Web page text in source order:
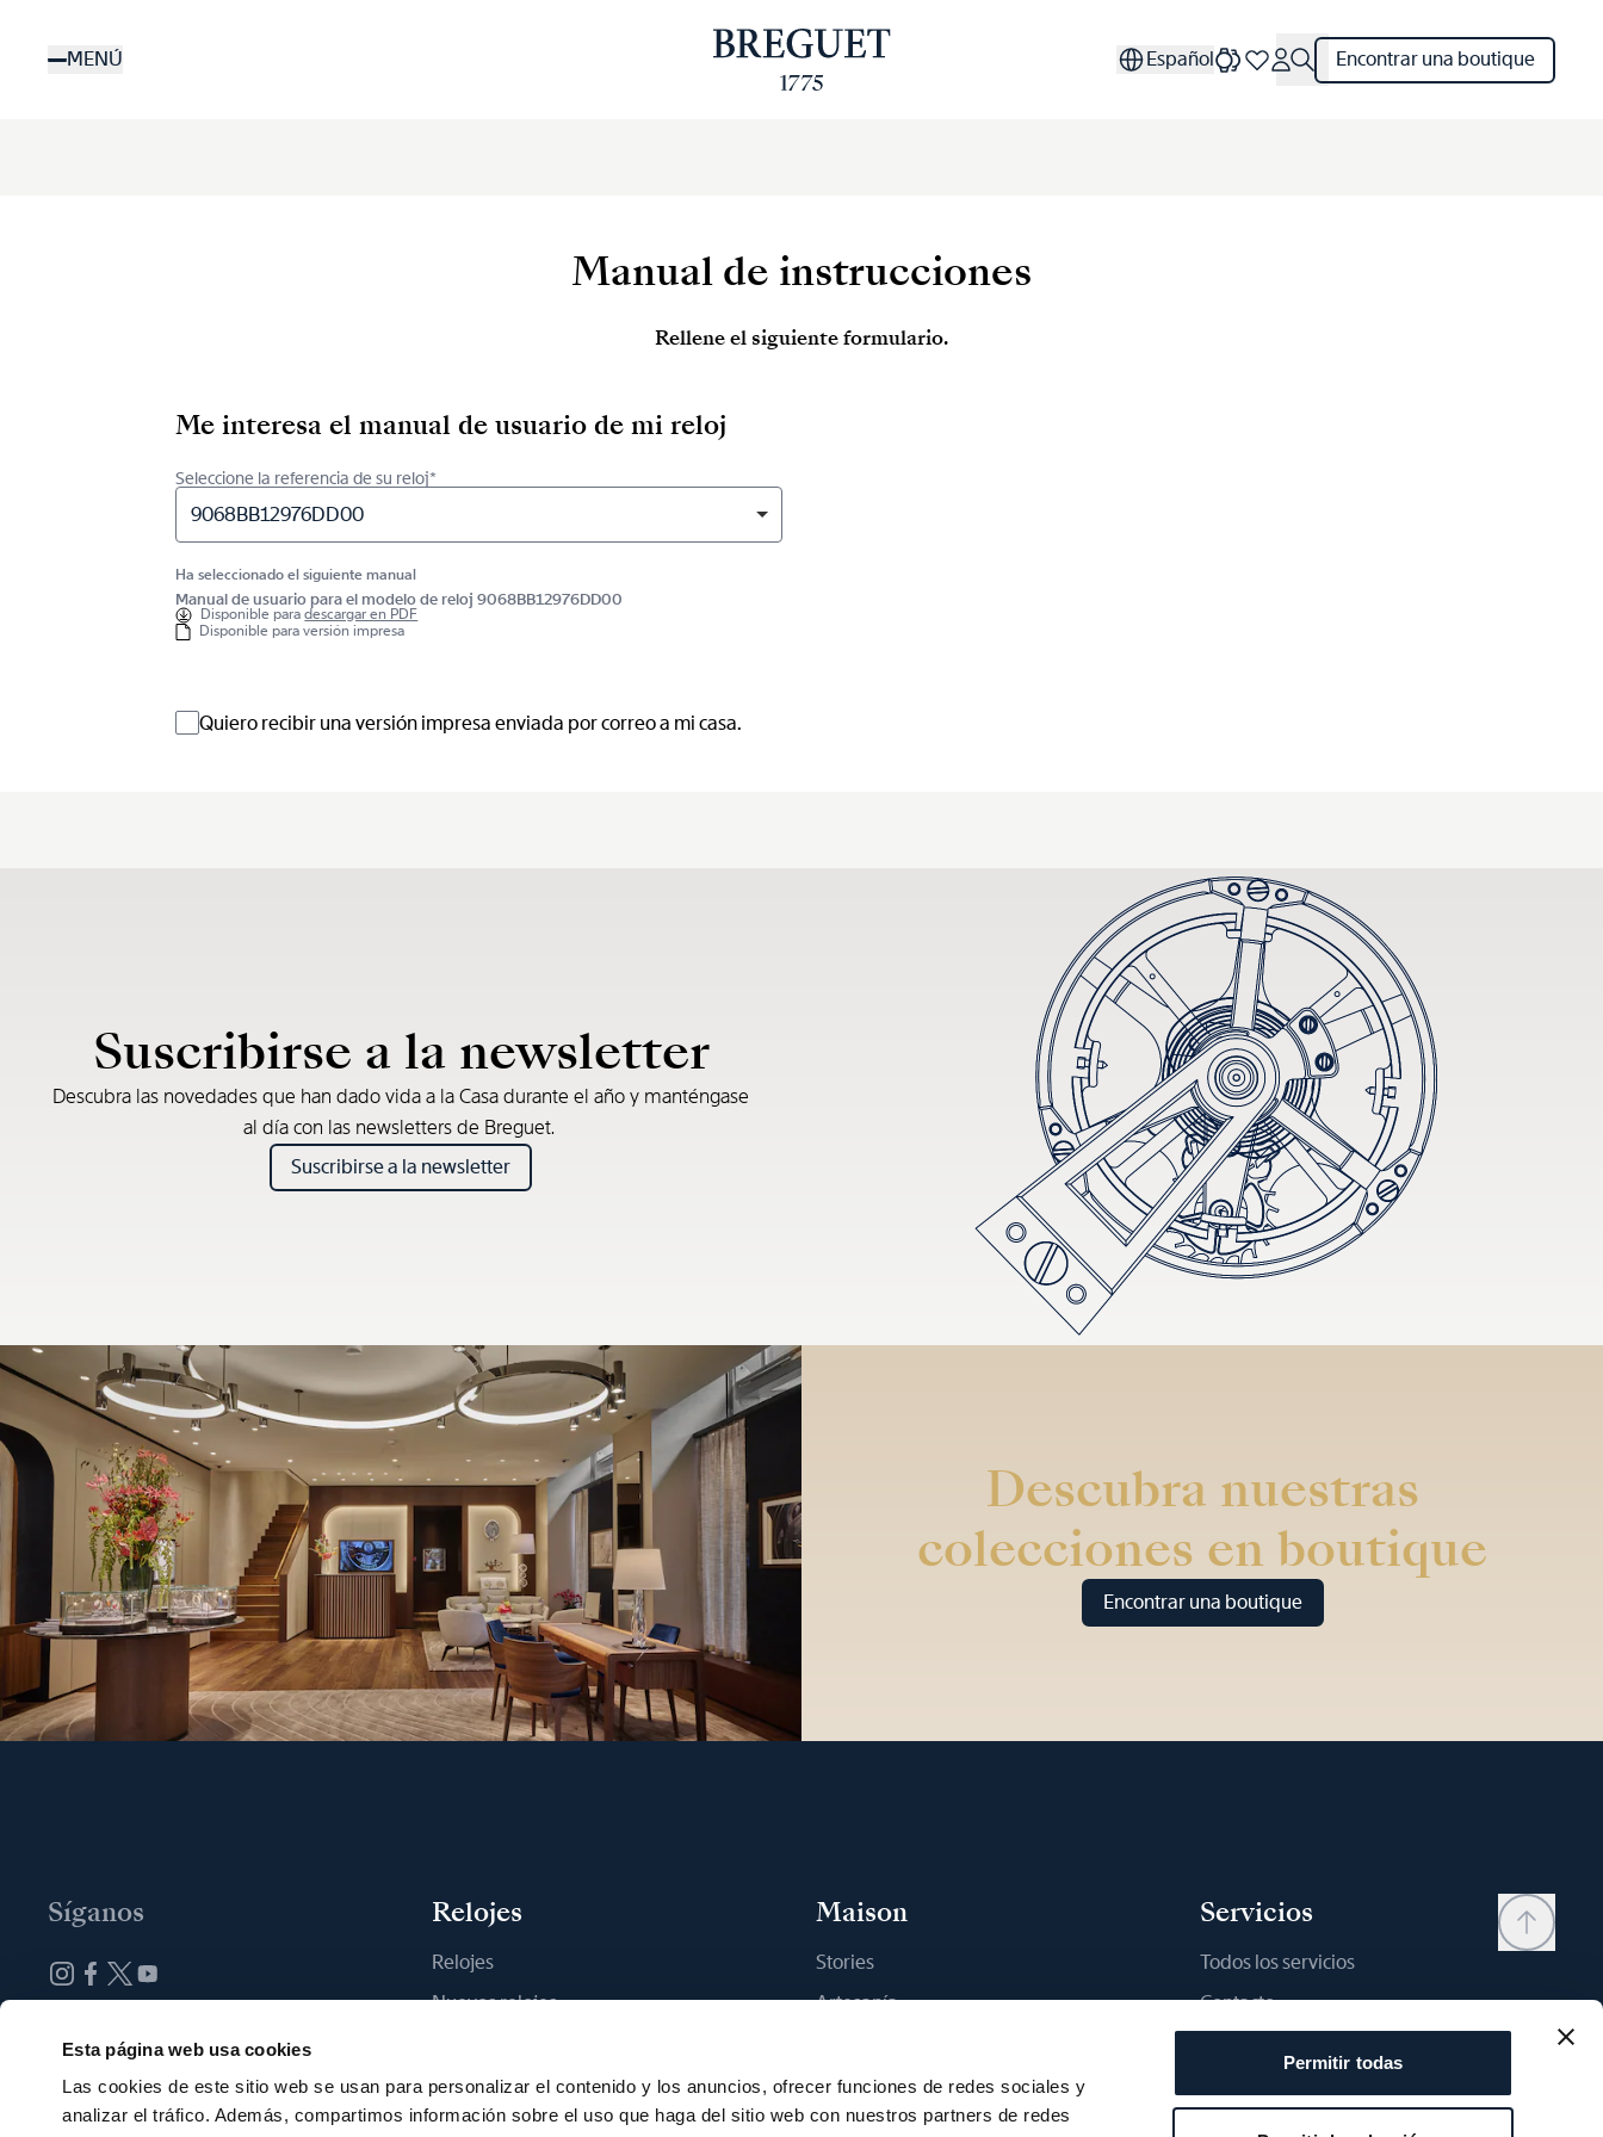
Esta página web usa cookies
Las cookies de este sitio web se usan para personalizar el contenido y los anuncios, ofrecer funciones de redes sociales y
analizar el tráfico. Además, compartimos información sobre el uso que haga del sitio web con nuestros partners de redes
Permitir todas
contenidoMENÚ Español Encontrar una boutique
Manual de instrucciones
Rellene el siguiente formulario.
Me interesa el manual de usuario de mi reloj
Seleccione la referencia de su reloj*
9068BB12976DD00
Ha seleccionado el siguiente manual
Manual de usuario para el modelo de reloj 9068BB12976DD00
Disponible paradescargar en PDF
Disponible para versión impresa
Quiero recibir una versión impresa enviada por correo a mi casa.
Suscribirse a la newsletter
Descubra las novedades que han dado vida a la Casa durante el año y manténgase
al día con las newsletters de Breguet.
Suscribirse a la newsletter
Descubra nuestras
colecciones en boutique
Encontrar una boutique
Síganos Relojes
Relojes
Nuevos relojes
Maison
Stories
Artesanía
Sostenibilidad
Empleo
Servicios
Todos los servicios
Contacto